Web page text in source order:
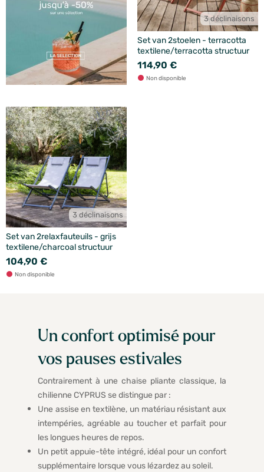
3 déclinaisons
Set van 2stoelen - terracotta
textilene/terracotta structuur
114,90 €
Non disponible
3 déclinaisons
Set van 2relaxfauteuils - grijs
textilene/charcoal structuur
104,90 €
Non disponible
Un confort optimisé pour
vos pauses estivales
Contrairement à une chaise pliante classique, la
chilienne CYPRUS se distingue par :
Une assise en textilène, un matériau résistant aux
intempéries, agréable au toucher et parfait pour
les longues heures de repos.
Un petit appuie-tête intégré, idéal pour un confort
supplémentaire lorsque vous lézardez au soleil.